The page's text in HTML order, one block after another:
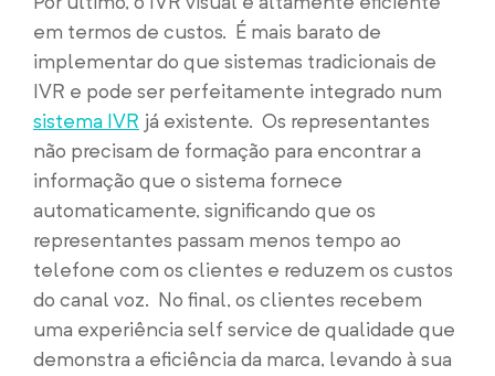
em termos de custos. É mais barato de
implementar do que sistemas tradicionais de
IVR e pode ser perfeitamente integrado num
sistema IVR já existente. Os representantes
não precisam de formação para encontrar a
informação que o sistema fornece
automaticamente, significando que os
representantes passam menos tempo ao
telefone com os clientes e reduzem os custos
do canal voz. No final, os clientes recebem
uma experiência self service de qualidade que
demonstra a eficiência da marca, levando à sua